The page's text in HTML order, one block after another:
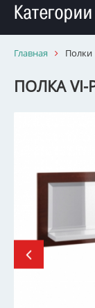
Главная Полки
ПОЛКА VI-